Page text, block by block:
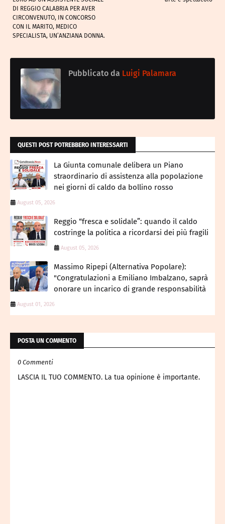
DI REGGIO CALABRIA PER AVER
CIRCONVENUTO, IN CONCORSO
CON IL MARITO, MEDICO
SPECIALISTA, UN’ANZIANA DONNA.
Pubblicato da Luigi Palamara
QUESTI POST POTREBBERO INTERESSARTI
La Giunta comunale delibera un Piano
straordinario di assistenza alla popolazione
nei giorni di caldo da bollino rosso
August 05, 2026
Reggio “fresca e solidale”: quando il caldo
costringe la politica a ricordarsi dei più fragili
August 05, 2026
Massimo Ripepi (Alternativa Popolare):
"Congratulazioni a Emiliano Imbalzano, saprà
onorare un incarico di grande responsabilità
August 01, 2026
POSTA UN COMMENTO
0 Commenti
LASCIA IL TUO COMMENTO. La tua opinione è importante.